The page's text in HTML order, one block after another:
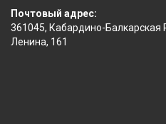
Почтовый адрес:
361045, Кабардино-Балкарская
Ленина, 161